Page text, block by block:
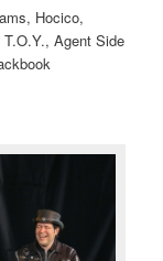
Hocico,
Agent Side